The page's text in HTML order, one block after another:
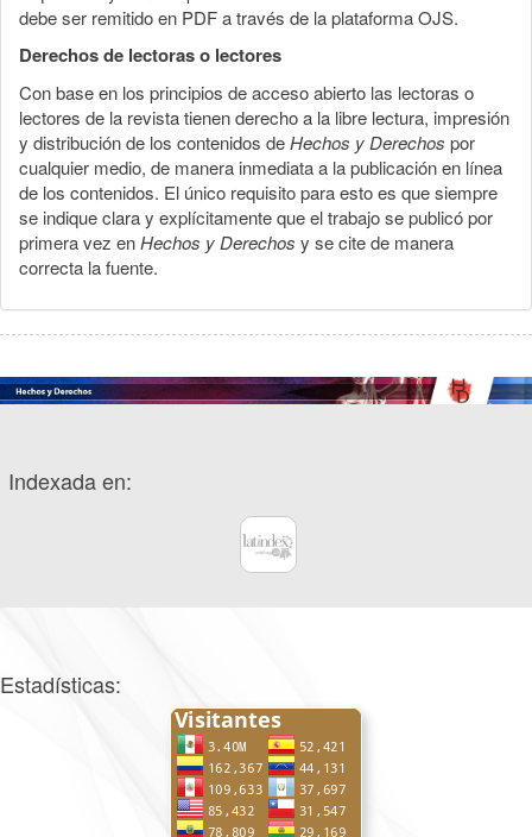
debe ser remitido en PDF a través de la plataforma OJS.
Derechos de lectoras o lectores
Con base en los principios de acceso abierto las lectoras o
lectores de la revista tienen derecho a la libre lectura, impresión
y distribución de los contenidos deHechos y Derechos por
cualquier medio, de manera inmediata a la publicación en línea
de los contenidos. El único requisito para esto es que siempre
se indique clara y explícitamente que el trabajo se publicó por
primera vez enHechos y Derechos y se cite de manera
correcta la fuente.
Indexada en:
Estadísticas: